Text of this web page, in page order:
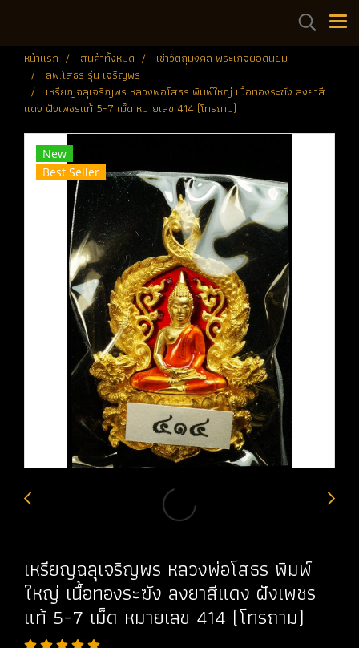
หน้าแรก สินค้าทั้งหมด
เช่าวัตถุมงคล พระเกจิยอดนิยม
ลพ.โสธร รุ่น เจริญพร
เหรียญฉลุเจริญพร หลวงพ่อโสธร พิมพ์ใหญ่ เนื้อทองระฆัง ลงยาสี
แดง ฝังเพชรแท้ 5-7 เม็ด หมายเลข 414 (โทรถาม)
New
Best Seller
เหรียญฉลุเจริญพร หลวงพ่อโสธร พิมพ์
ใหญ่ เนื้อทองระฆัง ลงยาสีแดง ฝังเพชร
แท้ 5-7 เม็ด หมายเลข 414 (โทรถาม)